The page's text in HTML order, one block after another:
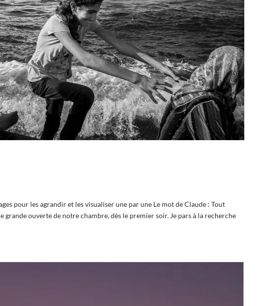
pour les agrandir et les visualiser une par une Le mot de Claude : Tout
ouverte de notre chambre, dès le premier soir. Je pars à la recherche